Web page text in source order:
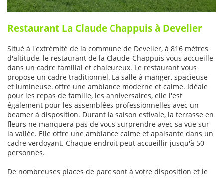
Restaurant La Claude Chappuis à Develier
Situé à l'extrémité de la commune de Develier, à 816 mètres
d'altitude, le restaurant de la Claude-Chappuis vous accueille
dans un cadre familial et chaleureux. Le restaurant vous
propose un cadre traditionnel. La salle à manger, spacieuse
et lumineuse, offre une ambiance moderne et calme. Idéale
pour les repas de famille, les anniversaires, elle l'est
également pour les assemblées professionnelles avec un
beamer à disposition. Durant la saison estivale, la terrasse en
fleurs ne manquera pas de vous surprendre avec sa vue sur
la vallée. Elle offre une ambiance calme et apaisante dans un
cadre verdoyant. Chaque endroit peut accueillir jusqu'à 50
personnes.
De nombreuses places de parc sont à votre disposition et le